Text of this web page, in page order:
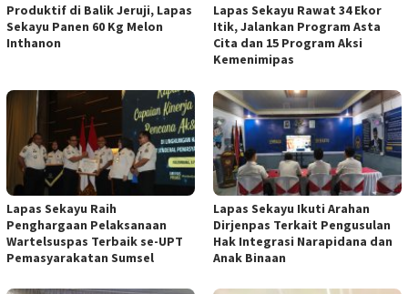
Produktif di Balik Jeruji, Lapas
Sekayu Panen 60 Kg Melon
Inthanon
Lapas Sekayu Rawat 34 Ekor
Itik, Jalankan Program Asta
Cita dan 15 Program Aksi
Kemenimipas
Lapas Sekayu Raih
Penghargaan Pelaksanaan
Wartelsuspas Terbaik se-UPT
Pemasyarakatan Sumsel
Lapas Sekayu Ikuti Arahan
Dirjenpas Terkait Pengusulan
Hak Integrasi Narapidana dan
Anak Binaan